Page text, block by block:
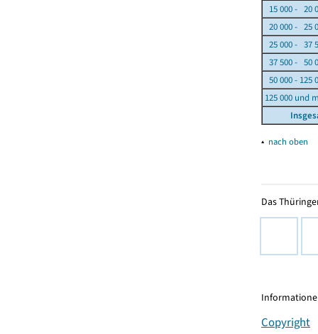
15 000 - 20
20 000 - 25
25 000 - 37
37 500 - 50
50 000 - 125
125 000 und
▴ nach oben
Das
Copyright